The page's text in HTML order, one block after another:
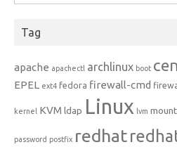
per:
Tag
apache apachectl archlinux boot
EPEL ext4 fedora firewall-cmd
kernel KVM ldap Linux lvm mount
password postfix redhat